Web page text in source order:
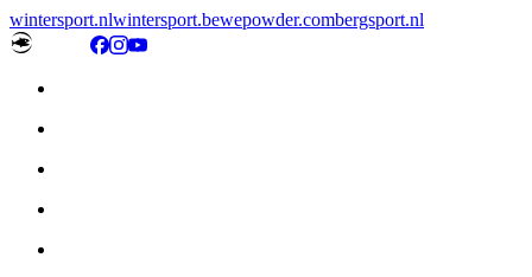
wintersport.nlwintersport.bewepowder.combergsport.nl